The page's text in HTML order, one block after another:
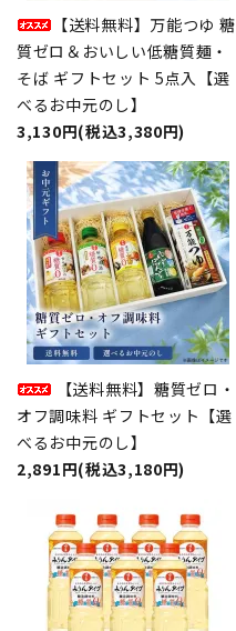
【送料無料】万能つゆ 糖
質ゼロ＆おいしい低糖質麺・
そば ギフトセット 5点入【選
べるお中元のし】
3,130円(税込3,380円)
【送料無料】糖質ゼロ・
オフ調味料 ギフトセット【選
べるお中元のし】
2,891円(税込3,180円)